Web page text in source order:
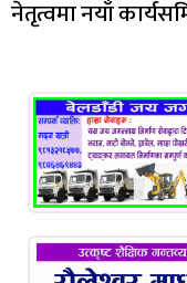
नेतृत्वमा नयाँ